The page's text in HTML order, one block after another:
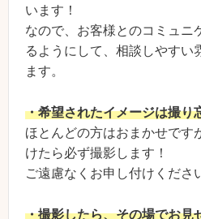
います！
なので、お客様とのコミュニ
るようにして、相談しやすい
ます。
・希望されたイメージは撮り
ほとんどの方はおまかせです
けたら必ず撮影します！
ご遠慮なくお申し付けくださ
・撮影したら、その場でお見